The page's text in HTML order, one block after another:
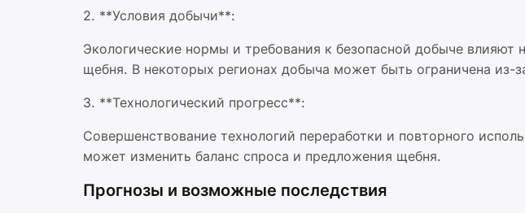
2. **Условия добычи**:
Экологические нормы и требования к безопасной добыче влияют
щебня. В некоторых регионах добыча может быть ограничена
3. **Технологический прогресс**:
Совершенствование технологий переработки и повторного
может изменить баланс спроса и предложения щебня.
Прогнозы и возможные последствия